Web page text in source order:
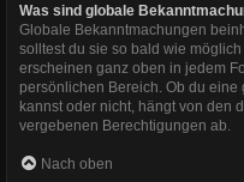
Was sind globale
Globale Bekanntmachungen
solltest du sie so bald wie
erscheinen ganz oben in jedem
persönlichen Bereich. Ob du
kannst oder nicht, hängt von den
vergebenen Berechtigungen ab.
Nach oben